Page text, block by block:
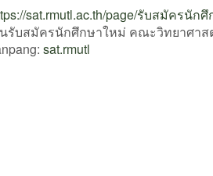
sat.rmutl.ac.th/page/รับสมัครนัก
รับสมัครนักศึกษาใหม่ คณะวิทยาศา
sat.rmutl